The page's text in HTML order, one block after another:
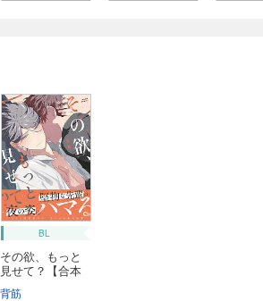
BL
その欲、もっと
見せて？【合本
背筋